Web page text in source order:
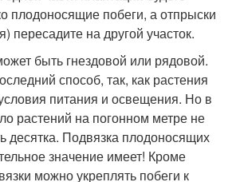
плодоносящие побеги, а отпрыски
пересадите на другой участок.
быть гнездовой или рядовой.
способ, так, как растения
питания и освещения. Но в
растений на погонном метре не
Подвязка плодоносящих
значение имеет! Кроме
можно укреплять побеги к